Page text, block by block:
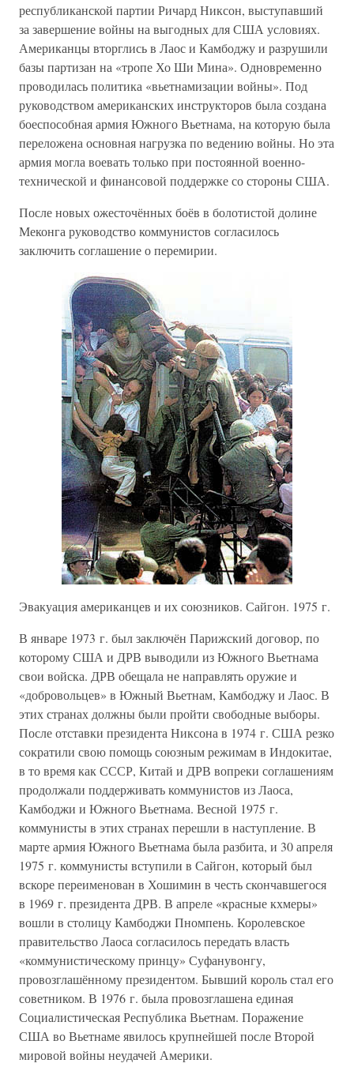
республиканской партии Ричард Никсон, выступавший
за завершение войны на выгодных для США условиях.
Американцы вторглись в Лаос и Камбоджу и разрушили
базы партизан на «тропе Хо Ши Мина». Одновременно
проводилась политика «вьетнамизации войны». Под
руководством американских инструкторов была создана
боеспособная армия Южного Вьетнама, на которую была
переложена основная нагрузка по ведению войны. Но эта
армия могла воевать только при постоянной военно-
технической и финансовой поддержке со стороны США.
После новых ожесточённых боёв в болотистой долине
Меконга руководство коммунистов согласилось
заключить соглашение о перемирии.
Эвакуация американцев и их союзников. Сайгон. 1975 г.
В январе 1973 г. был заключён Парижский договор, по
которому США и ДРВ выводили из Южного Вьетнама
свои войска. ДРВ обещала не направлять оружие и
«добровольцев» в Южный Вьетнам, Камбоджу и Лаос. В
этих странах должны были пройти свободные выборы.
После отставки президента Никсона в 1974 г. США резко
сократили свою помощь союзным режимам в Индокитае,
в то время как СССР, Китай и ДРВ вопреки соглашениям
продолжали поддерживать коммунистов из Лаоса,
Камбоджи и Южного Вьетнама. Весной 1975 г.
коммунисты в этих странах перешли в наступление. В
марте армия Южного Вьетнама была разбита, и 30 апреля
1975 г. коммунисты вступили в Сайгон, который был
вскоре переименован в Хошимин в честь скончавшегося
в 1969 г. президента ДРВ. В апреле «красные кхмеры»
вошли в столицу Камбоджи Пномпень. Королевское
правительство Лаоса согласилось передать власть
«коммунистическому принцу» Суфанувонгу,
провозглашённому президентом. Бывший король стал его
советником. В 1976 г. была провозглашена единая
Социалистическая Республика Вьетнам. Поражение
США во Вьетнаме явилось крупнейшей после Второй
мировой войны неудачей Америки.